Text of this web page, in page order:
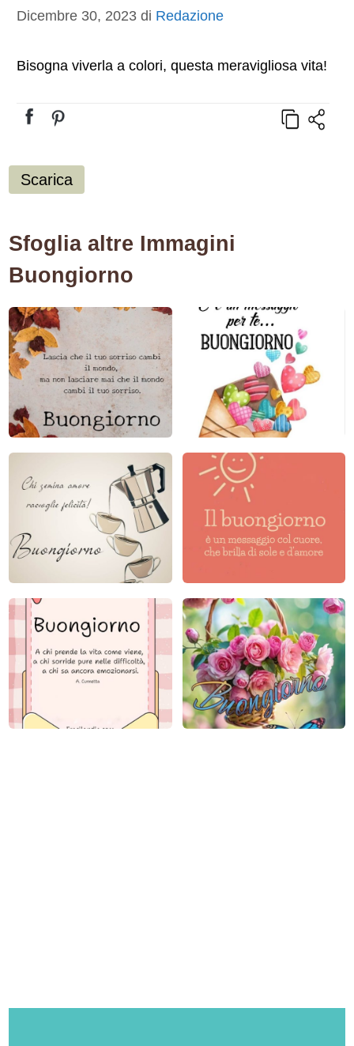
Dicembre 30, 2023 di Redazione
Bisogna viverla a colori, questa meravigliosa vita!
Scarica
Sfoglia altre Immagini
Buongiorno